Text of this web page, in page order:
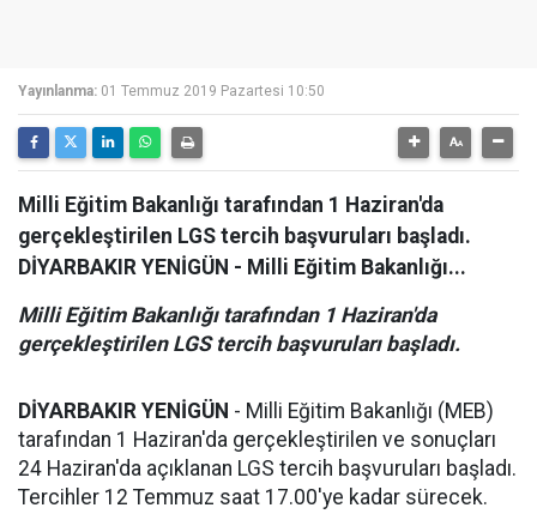
Yayınlanma: 01 Temmuz 2019 Pazartesi 10:50
Milli Eğitim Bakanlığı tarafından 1 Haziran'da
gerçekleştirilen LGS tercih başvuruları başladı.
DİYARBAKIR YENİGÜN - Milli Eğitim Bakanlığı...
Milli Eğitim Bakanlığı tarafından 1 Haziran'da
gerçekleştirilen LGS tercih başvuruları başladı.
DİYARBAKIR YENİGÜN - Milli Eğitim Bakanlığı (MEB)
tarafından 1 Haziran'da gerçekleştirilen ve sonuçları
24 Haziran'da açıklanan LGS tercih başvuruları başladı.
Tercihler 12 Temmuz saat 17.00'ye kadar sürecek.